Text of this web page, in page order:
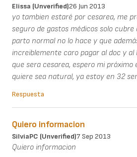
Elissa (unverified)26 Jun 2013
yo tambien estaré por cesarea, me
seguro de gastos médicos solo cubre
parto normal no lo hace y que
increiblemente caro pagar al doc y al
que sera cesarea, espero mi próximo
quiere sea natural, ya estoy en 32
Respuesta
Quiero informacion
SilviaPC (unverified)7 Sep 2013
Quiero informacion